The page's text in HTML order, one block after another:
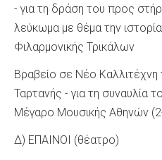
- για τη δράση του προς
λεύκωμα με θέμα την
Φιλαρμονικής Τρικάλων
Βραβείο σε Νέο
Ταρτανής - για τη συναυλία
Μέγαρο Μουσικής Αθηνών
Δ) ΕΠΑΙΝΟΙ (θέατρο)